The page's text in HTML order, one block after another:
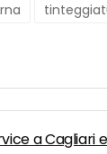
a Cagliari